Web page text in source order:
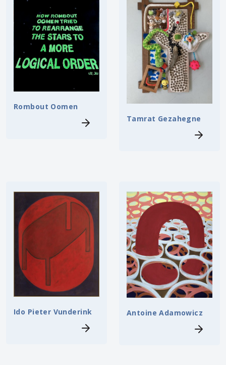
Rombout Oomen
Tamrat Gezahegne
Ido Pieter Vunderink Antoine Adamowicz